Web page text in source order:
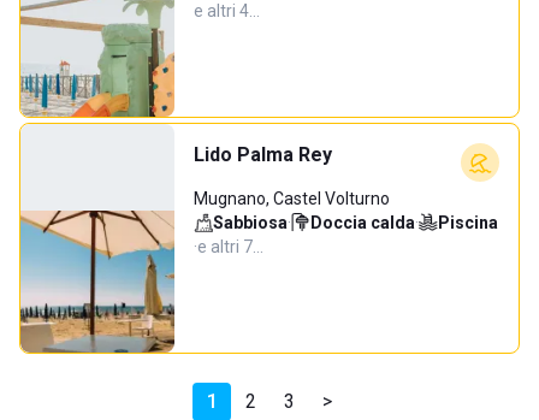
e altri 4…
Lido Palma Rey
Mugnano, Castel Volturno
Sabbiosa· Doccia calda·
Piscina
·e altri 7…
1 2 3 >